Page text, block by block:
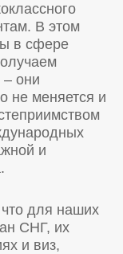
В этом
в сфере
– они
не меняется и
и
для наших
СНГ, их
и виз,